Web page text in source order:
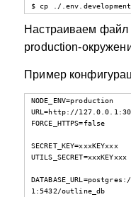
$ cp ./
Настраиваем файл
production-
Пример
NODE_ENV=production
URL=http://
FORCE_HTTPS=false
SECRET_KEY=xxxKEYxxx
UTILS_SECRET=xxxKEYxxx
1:5432/outline_db